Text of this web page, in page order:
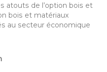
atouts de l’option bois et
bois et matériaux
au secteur économique